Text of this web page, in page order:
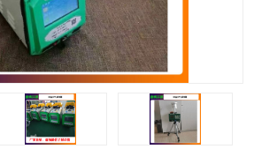
数仪 LB-62便携式烟气分析仪
大气采样器
水质采样器